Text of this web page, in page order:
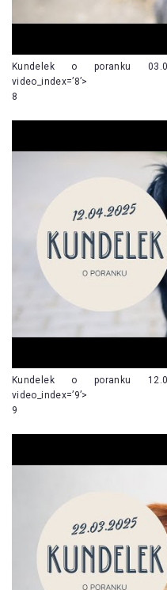
Kundelek o poranku
video_index=’8’>
8
Kundelek o poranku
video_index=’9’>
9